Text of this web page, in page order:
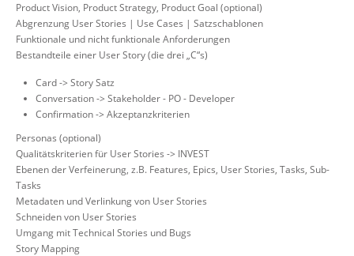
Product Vision, Product Strategy, Product Goal (optional)
Abgrenzung User Stories | Use Cases | Satzschablonen
Funktionale und nicht funktionale Anforderungen
Bestandteile einer User Story (die drei „C“s)
Card -> Story Satz
Conversation -> Stakeholder - PO - Developer
Confirmation -> Akzeptanzkriterien
Personas (optional)
Qualitätskriterien für User Stories -> INVEST
Ebenen der Verfeinerung, z.B. Features, Epics, User Stories, Tasks, Sub-
Tasks
Metadaten und Verlinkung von User Stories
Schneiden von User Stories
Umgang mit Technical Stories und Bugs
Story Mapping